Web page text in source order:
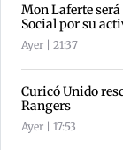
Mon Laferte
Social por su
Ayer | 21:37
Curicó Unido
Rangers
Ayer | 17:53